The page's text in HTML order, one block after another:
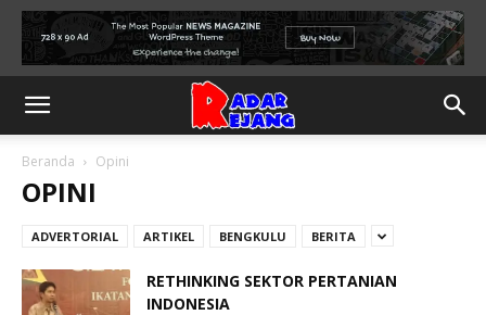
Beranda Opini
OPINI
ADVERTORIAL ARTIKEL BENGKULU BERITA
RETHINKING SEKTOR PERTANIAN
INDONESIA